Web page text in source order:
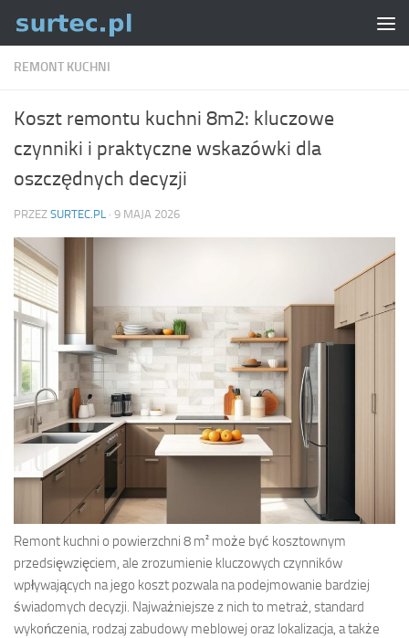
Skip to content
REMONT KUCHNI
Koszt remontu kuchni 8m2: kluczowe
czynniki i praktyczne wskazówki dla
oszczędnych decyzji
PRZEZ SURTEC.PL · 9 MAJA 2026
Remont kuchni o powierzchni 8 m² może być kosztownym
przedsięwzięciem, ale zrozumienie kluczowych czynników
wpływających na jego koszt pozwala na podejmowanie bardziej
świadomych decyzji. Najważniejsze z nich to metraż, standard
wykończenia, rodzaj zabudowy meblowej oraz lokalizacja, a także